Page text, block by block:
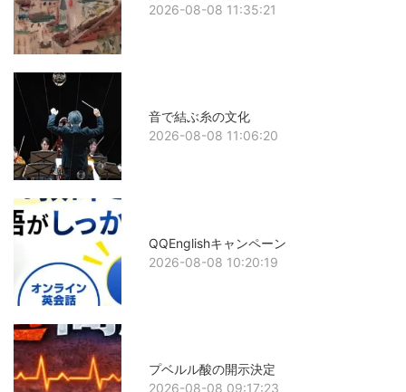
2026-08-08 11:35:21
音で結ぶ糸の文化
2026-08-08 11:06:20
QQEnglishキャンペーン
2026-08-08 10:20:19
プベルル酸の開示決定
2026-08-08 09:17:23